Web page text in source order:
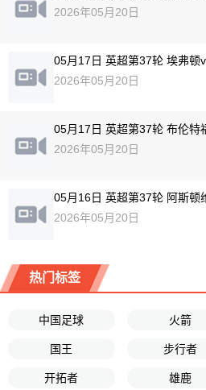
2026年05月20日
05月17日 英超第37轮 埃弗顿
2026年05月20日
05月17日 英超第37轮 布伦特
2026年05月20日
05月16日 英超第37轮 阿斯顿
2026年05月20日
热门标签
中国足球 火箭
国王 步行者
开拓者 雄鹿